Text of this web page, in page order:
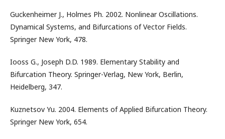
Guckenheimer J., Holmes Ph. 2002. Nonlinear Oscillations.
Dynamical Systems, and Bifurcations of Vector Fields.
Springer New York, 478.
Iooss G., Joseph D.D. 1989. Elementary Stability and
Bifurcation Theory. Springer-Verlag, New York, Berlin,
Heidelberg, 347.
Kuznetsov Yu. 2004. Elements of Applied Bifurcation Theory.
Springer New York, 654.